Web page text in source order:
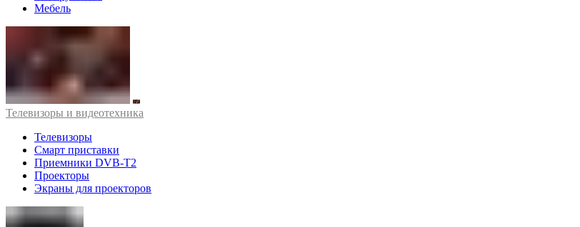
Мебель
Телевизоры и видеотехника
Телевизоры
Смарт приставки
Приемники DVB-T2
Проекторы
Экраны для проекторов